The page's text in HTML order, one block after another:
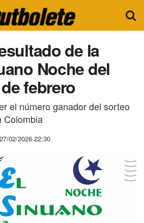
de la
Noche del
febrero
el número ganador del sorteo
Colombia
27/02/2026 22:30